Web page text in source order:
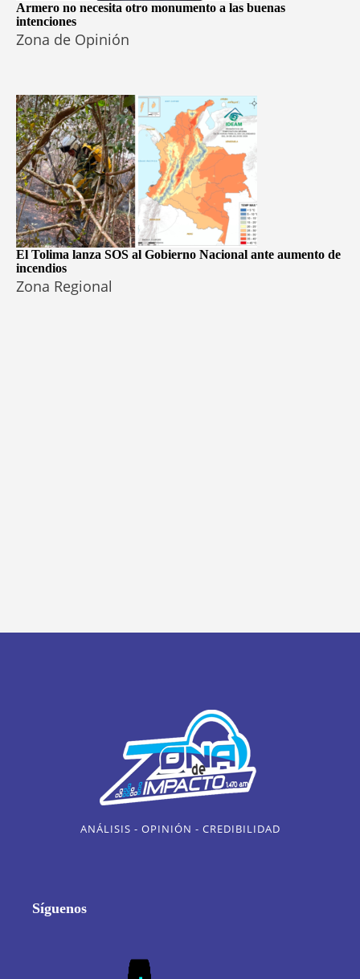
Armero no necesita otro monumento a las buenas
intenciones
Zona de Opinión
El Tolima lanza SOS al Gobierno Nacional ante aumento de
incendios
Zona Regional
ANÁLISIS - OPINIÓN - CREDIBILIDAD
Síguenos